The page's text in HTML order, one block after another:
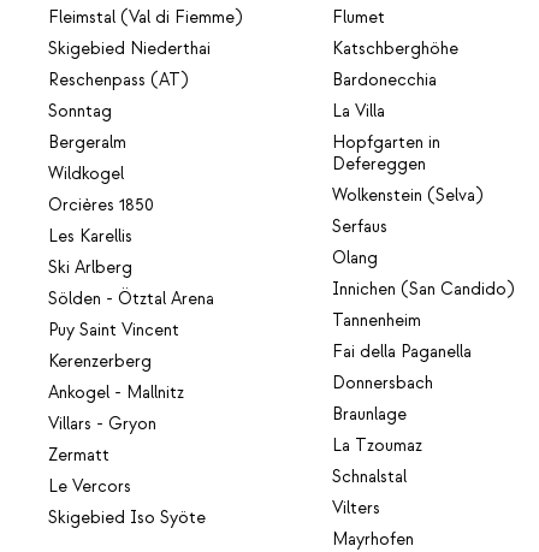
Fleimstal (Val di Fiemme)
Skigebied Niederthai
Reschenpass (AT)
Sonntag
Bergeralm
Wildkogel
Orcières 1850
Les Karellis
Ski Arlberg
Sölden - Ötztal Arena
Puy Saint Vincent
Kerenzerberg
Ankogel - Mallnitz
Villars - Gryon
Zermatt
Le Vercors
Skigebied Iso Syöte
Flumet
Katschberghöhe
Bardonecchia
La Villa
Hopfgarten in
Defereggen
Wolkenstein (Selva)
Serfaus
Olang
Innichen (San Candido)
Tannenheim
Fai della Paganella
Donnersbach
Braunlage
La Tzoumaz
Schnalstal
Vilters
Mayrhofen